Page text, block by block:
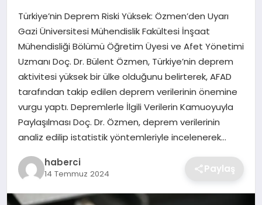
SIYASET
SPOR
TEKNOLOJI
YAŞAM
Türkiye’nin Deprem Riski Yüksek: Özmen’den Uyarı
Gazi Üniversitesi Mühendislik Fakültesi İnşaat
Mühendisliği Bölümü Öğretim Üyesi ve Afet Yönetimi
Uzmanı Doç. Dr. Bülent Özmen, Türkiye’nin deprem
aktivitesi yüksek bir ülke olduğunu belirterek, AFAD
tarafından takip edilen deprem verilerinin önemine
vurgu yaptı. Depremlerle İlgili Verilerin Kamuoyuyla
Paylaşılması Doç. Dr. Özmen, deprem verilerinin
analiz edilip istatistik yöntemleriyle incelenerek…
haberci
14 Temmuz 2024 Paylaş